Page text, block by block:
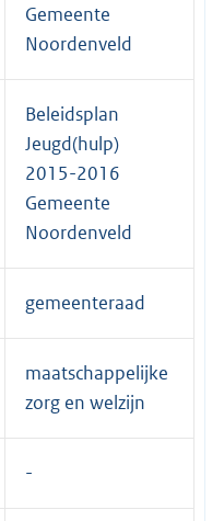
Gemeente
Noordenveld
Beleidsplan
Jeugd(hulp)
2015-2016
Gemeente
Noordenveld
gemeenteraad
maatschappelijke
zorg en welzijn